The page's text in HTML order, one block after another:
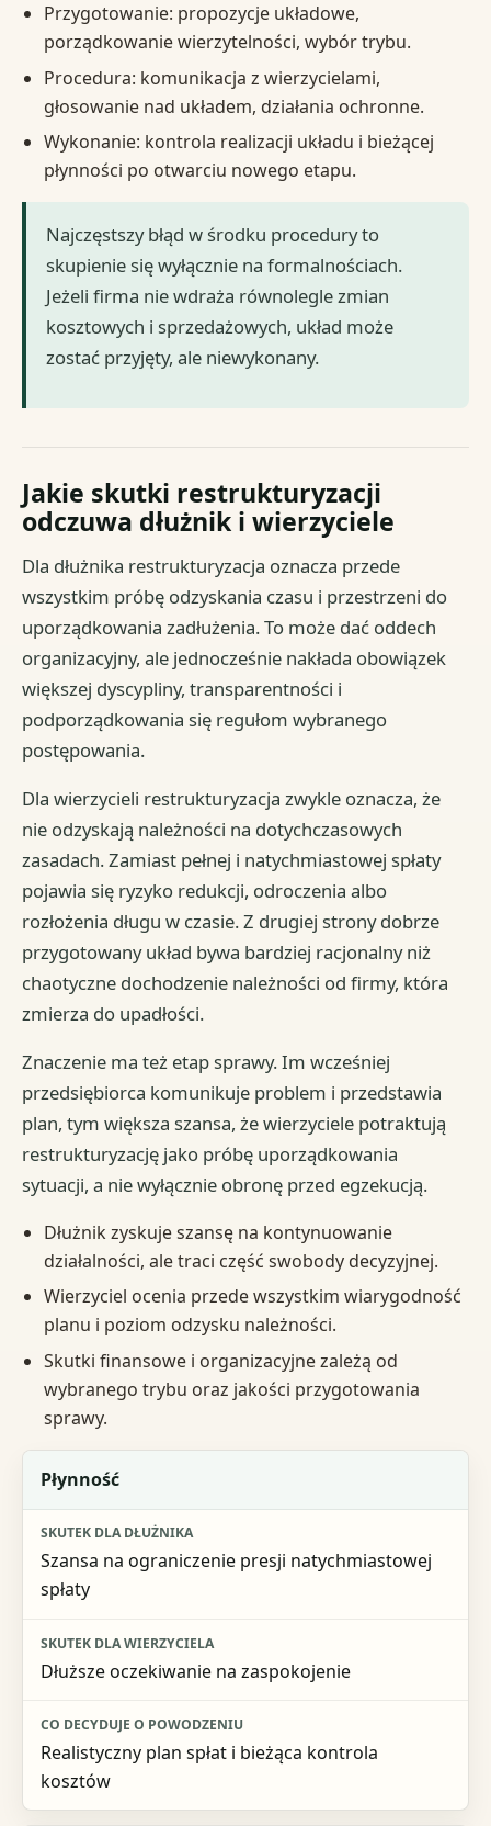
Przygotowanie: propozycje układowe,
porządkowanie wierzytelności, wybór trybu.
Procedura: komunikacja z wierzycielami,
głosowanie nad układem, działania ochronne.
Wykonanie: kontrola realizacji układu i bieżącej
płynności po otwarciu nowego etapu.
Najczęstszy błąd w środku procedury to
skupienie się wyłącznie na formalnościach.
Jeżeli firma nie wdraża równolegle zmian
kosztowych i sprzedażowych, układ może
zostać przyjęty, ale niewykonany.
Jakie skutki restrukturyzacji
odczuwa dłużnik i wierzyciele
Dla dłużnika restrukturyzacja oznacza przede
wszystkim próbę odzyskania czasu i przestrzeni do
uporządkowania zadłużenia. To może dać oddech
organizacyjny, ale jednocześnie nakłada obowiązek
większej dyscypliny, transparentności i
podporządkowania się regułom wybranego
postępowania.
Dla wierzycieli restrukturyzacja zwykle oznacza, że
nie odzyskają należności na dotychczasowych
zasadach. Zamiast pełnej i natychmiastowej spłaty
pojawia się ryzyko redukcji, odroczenia albo
rozłożenia długu w czasie. Z drugiej strony dobrze
przygotowany układ bywa bardziej racjonalny niż
chaotyczne dochodzenie należności od firmy, która
zmierza do upadłości.
Znaczenie ma też etap sprawy. Im wcześniej
przedsiębiorca komunikuje problem i przedstawia
plan, tym większa szansa, że wierzyciele potraktują
restrukturyzację jako próbę uporządkowania
sytuacji, a nie wyłącznie obronę przed egzekucją.
Dłużnik zyskuje szansę na kontynuowanie
działalności, ale traci część swobody decyzyjnej.
Wierzyciel ocenia przede wszystkim wiarygodność
planu i poziom odzysku należności.
Skutki finansowe i organizacyjne zależą od
wybranego trybu oraz jakości przygotowania
sprawy.
Obszar
Skutek dla dłużnika
Skutek dla wierzyciela
Płynność
Szansa na ograniczenie presji natychmiastowej
spłaty
Dłuższe oczekiwanie na zaspokojenie
Realistyczny plan spłat i bieżąca kontrola
kosztów